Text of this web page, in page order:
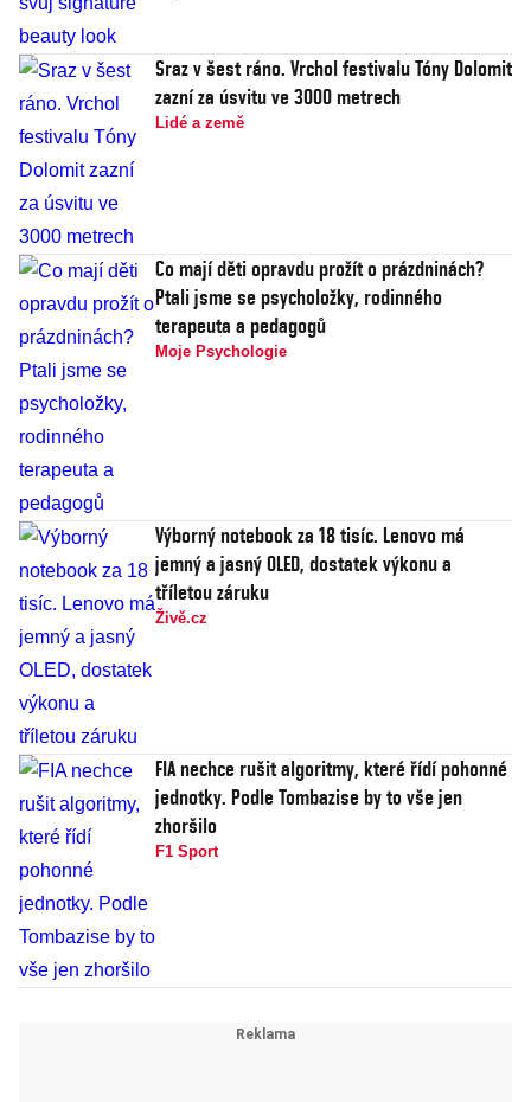
Sraz v šest ráno. Vrchol festivalu Tóny Dolomit
zazní za úsvitu ve 3000 metrech
Lidé a země
Co mají děti opravdu prožít o prázdninách?
Ptali jsme se psycholožky, rodinného
terapeuta a pedagogů
Moje Psychologie
Výborný notebook za 18 tisíc. Lenovo má
jemný a jasný OLED, dostatek výkonu a
tříletou záruku
Živě.cz
FIA nechce rušit algoritmy, které řídí pohonné
jednotky. Podle Tombazise by to vše jen
zhoršilo
F1 Sport